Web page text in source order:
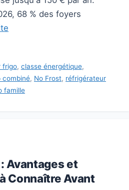
68 % des foyers
frigo, classe énergétique,
combiné, No Frost, réfrigérateur
famille
Avantages et
Connaître Avant